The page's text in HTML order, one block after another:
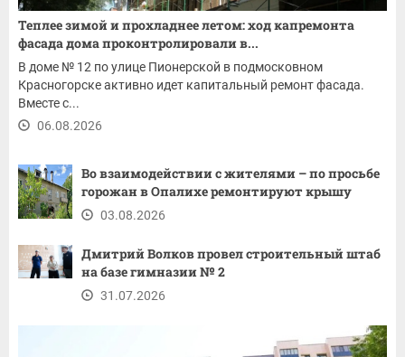
Теплее зимой и прохладнее летом: ход капремонта
фасада дома проконтролировали в...
В доме № 12 по улице Пионерской в подмосковном
Красногорске активно идет капитальный ремонт фасада.
Вместе с...
06.08.2026
Во взаимодействии с жителями – по просьбе
горожан в Опалихе ремонтируют крышу
03.08.2026
Дмитрий Волков провел строительный штаб
на базе гимназии № 2
31.07.2026